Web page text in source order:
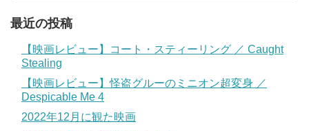
最近の投稿
【映画レビュー】コート・スティーリング ／ Caught
Stealing
【映画レビュー】怪盗グルーのミニオン超変身 ／
Despicable Me 4
2022年12月に観た映画